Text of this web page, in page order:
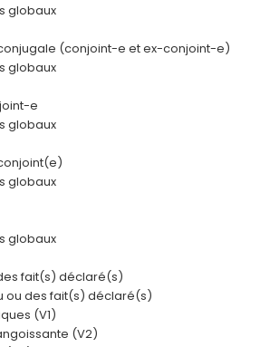
globaux
(conjoint-e et ex-conjoint-e)
globaux
e
globaux
globaux
globaux
fait(s) déclaré(s)
ou des fait(s) déclaré(s)
(V1)
(V2)